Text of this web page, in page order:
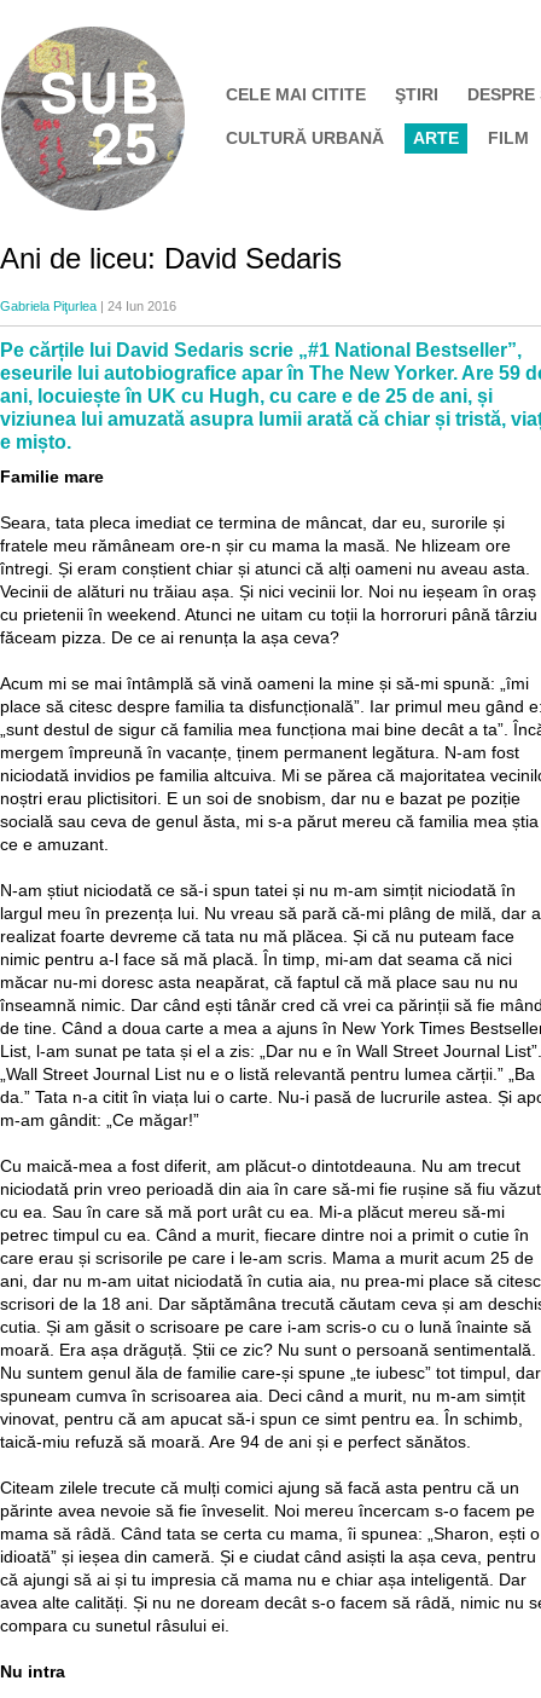
CELE MAI CITITE ŞTIRI DESPRE
CULTURĂ URBANĂ ARTE FILM
Ani de liceu: David Sedaris
Gabriela Piţurlea | 24 Iun 2016
Pe cărțile lui David Sedaris scrie „#1 National Bestseller”,
eseurile lui autobiografice apar în The New Yorker. Are 59
ani, locuiește în UK cu Hugh, cu care e de 25 de ani, și
viziunea lui amuzată asupra lumii arată că chiar și tristă,
e mișto.
Familie mare
Seara, tata pleca imediat ce termina de mâncat, dar eu, surorile și
fratele meu rămâneam ore-n șir cu mama la masă. Ne hlizeam ore
întregi. Și eram conștient chiar și atunci că alți oameni nu aveau asta.
Vecinii de alături nu trăiau așa. Și nici vecinii lor. Noi nu ieșeam în oraș
cu prietenii în weekend. Atunci ne uitam cu toții la horroruri până târziu
făceam pizza. De ce ai renunța la așa ceva?
Acum mi se mai întâmplă să vină oameni la mine și să-mi spună: „îmi
place să citesc despre familia ta disfuncțională”. Iar primul meu gând
„sunt destul de sigur că familia mea funcționa mai bine decât a ta”.
mergem împreună în vacanțe, ținem permanent legătura. N-am fost
niciodată invidios pe familia altcuiva. Mi se părea că majoritatea
noștri erau plictisitori. E un soi de snobism, dar nu e bazat pe poziție
socială sau ceva de genul ăsta, mi s-a părut mereu că familia mea știa
ce e amuzant.
N-am știut niciodată ce să-i spun tatei și nu m-am simțit niciodată în
largul meu în prezența lui. Nu vreau să pară că-mi plâng de milă, dar
realizat foarte devreme că tata nu mă plăcea. Și că nu puteam face
nimic pentru a-l face să mă placă. În timp, mi-am dat seama că nici
măcar nu-mi doresc asta neapărat, că faptul că mă place sau nu nu
înseamnă nimic. Dar când ești tânăr cred că vrei ca părinții să fie
de tine. Când a doua carte a mea a ajuns în New York Times
List, l-am sunat pe tata și el a zis: „Dar nu e în Wall Street Journal List”.
„Wall Street Journal List nu e o listă relevantă pentru lumea cărții.” „Ba
da.” Tata n-a citit în viața lui o carte. Nu-i pasă de lucrurile astea. Și
m-am gândit: „Ce măgar!”
Cu maică-mea a fost diferit, am plăcut-o dintotdeauna. Nu am trecut
niciodată prin vreo perioadă din aia în care să-mi fie rușine să fiu văzut
cu ea. Sau în care să mă port urât cu ea. Mi-a plăcut mereu să-mi
petrec timpul cu ea. Când a murit, fiecare dintre noi a primit o cutie în
care erau și scrisorile pe care i le-am scris. Mama a murit acum 25 de
ani, dar nu m-am uitat niciodată în cutia aia, nu prea-mi place să citesc
scrisori de la 18 ani. Dar săptămâna trecută căutam ceva și am
cutia. Și am găsit o scrisoare pe care i-am scris-o cu o lună înainte să
moară. Era așa drăguță. Știi ce zic? Nu sunt o persoană sentimentală.
Nu suntem genul ăla de familie care-și spune „te iubesc” tot timpul,
spuneam cumva în scrisoarea aia. Deci când a murit, nu m-am simțit
vinovat, pentru că am apucat să-i spun ce simt pentru ea. În schimb,
taică-miu refuză să moară. Are 94 de ani și e perfect sănătos.
Citeam zilele trecute că mulți comici ajung să facă asta pentru că un
părinte avea nevoie să fie înveselit. Noi mereu încercam s-o facem pe
mama să râdă. Când tata se certa cu mama, îi spunea: „Sharon, ești o
idioată” și ieșea din cameră. Și e ciudat când asiști la așa ceva, pentru
că ajungi să ai și tu impresia că mama nu e chiar așa inteligentă. Dar
avea alte calități. Și nu ne doream decât s-o facem să râdă, nimic nu
compara cu sunetul râsului ei.
Nu intra